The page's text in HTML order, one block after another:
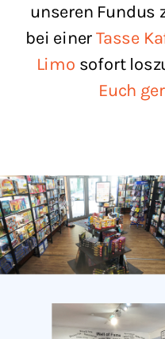
unseren Fundus
bei einerTasse
Limo sofort
Euch